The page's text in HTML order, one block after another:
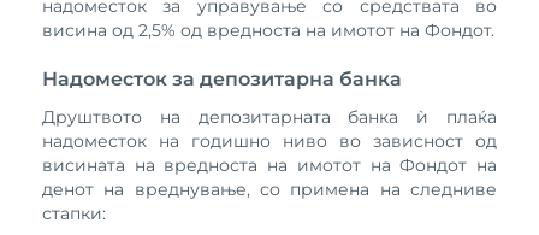
надоместок за управување со средствата во
висина од 2,5% од вредноста на имотот на Фондот.
Надоместок за депозитарна банка
Друштвото на депозитарната банка ѝ плаќа
надоместок на годишно ниво во зависност од
висината на вредноста на имотот на Фондот на
денот на вреднување, со примена на следниве
стапки: